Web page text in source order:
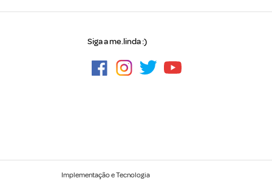
Siga a me.linda :)
Implementação e Tecnologia